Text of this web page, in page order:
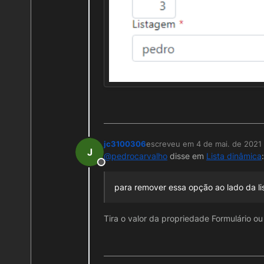
J
Offline
jc3100306escreveu em 4 de mai. de 2021
última edição por
@pedrocarvalho disse em Lista dinâmica:
para remover essa opção ao lado da
Tira o valor da propriedade Formulário